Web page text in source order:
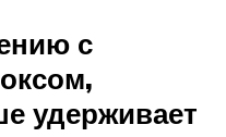
с
удерживает